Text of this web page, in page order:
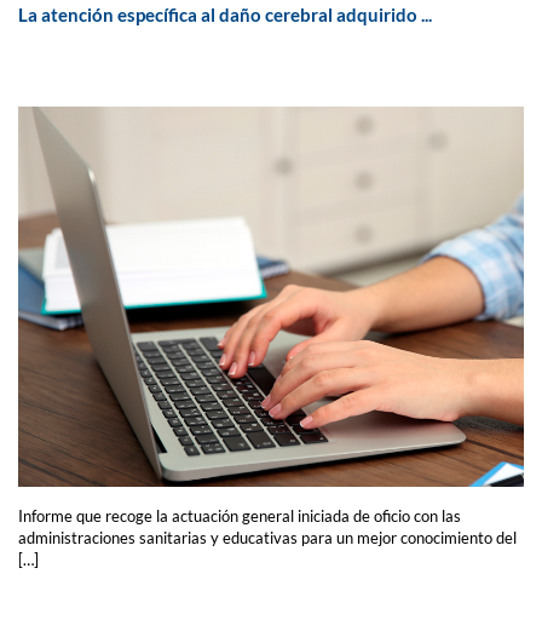
La atención específica al daño cerebral adquirido ...
Informe que recoge la actuación general iniciada de oficio con las
administraciones sanitarias y educativas para un mejor conocimiento del
[…]